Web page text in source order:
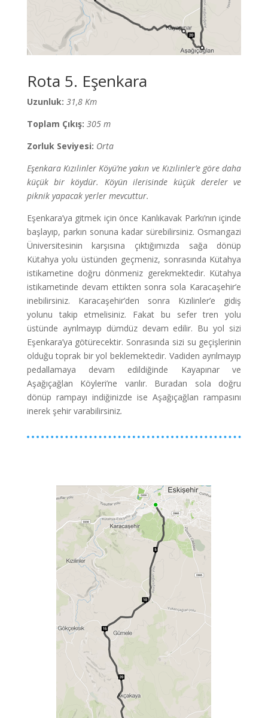
Rota 5. Eşenkara
Uzunluk: 31,8 Km
Toplam Çıkış: 305 m
Zorluk Seviyesi: Orta
Eşenkara Kızılinler Köyü’ne yakın ve Kızılinler’e göre daha
küçük bir köydür. Köyün ilerisinde küçük dereler ve
piknik yapacak yerler mevcuttur.
Eşenkara’ya gitmek için önce Kanlıkavak Parkı’nın içinde
başlayıp, parkın sonuna kadar sürebilirsiniz. Osmangazi
Üniversitesinin karşısına çıktığımızda sağa dönüp
Kütahya yolu üstünden geçmeniz, sonrasında Kütahya
istikametine doğru dönmeniz gerekmektedir. Kütahya
istikametinde devam ettikten sonra sola Karacaşehir’e
inebilirsiniz. Karacaşehir’den sonra Kızılinler’e gidiş
yolunu takip etmelisiniz. Fakat bu sefer tren yolu
üstünde ayrılmayıp dümdüz devam edilir. Bu yol sizi
Eşenkara’ya götürecektir. Sonrasında sizi su geçişlerinin
olduğu toprak bir yol beklemektedir. Vadiden ayrılmayıp
pedallamaya devam edildiğinde Kayapınar ve
Aşağıçağlan Köyleri’ne varılır. Buradan sola doğru
dönüp rampayı indiğinizde ise Aşağıçağlan rampasını
inerek şehir varabilirsiniz.